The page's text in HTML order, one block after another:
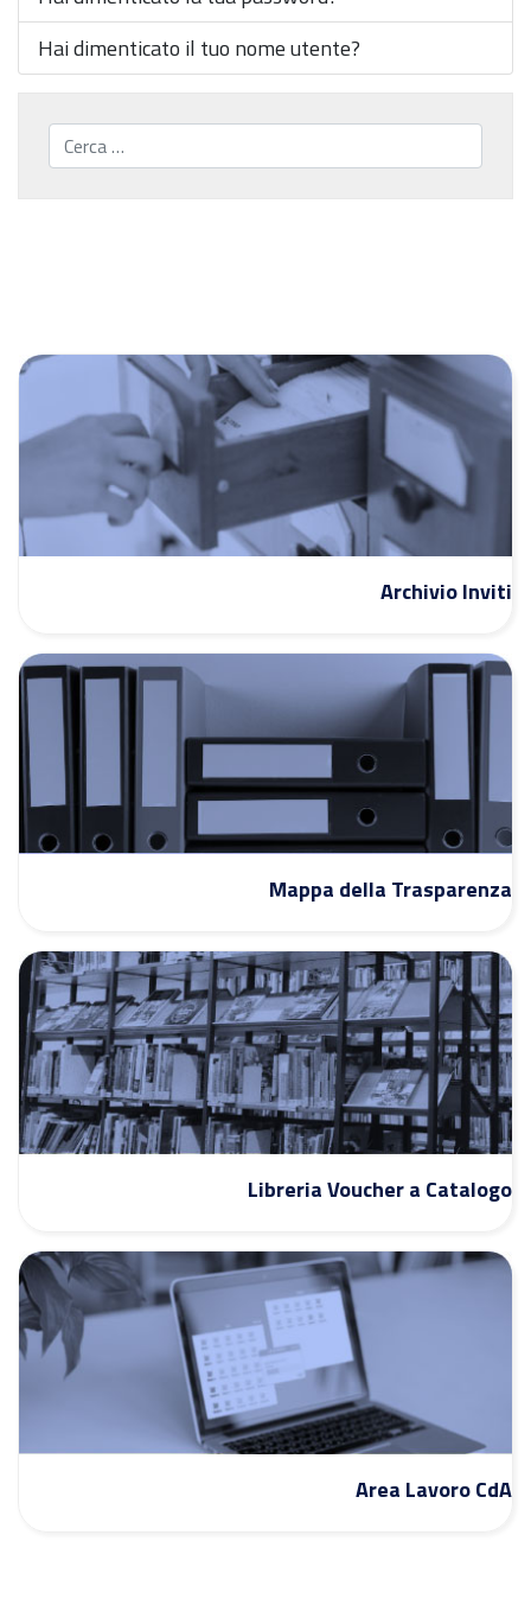
Hai dimenticato il tuo nome utente?
Cerca...
Archivio Inviti
Mappa della Trasparenza
Libreria Voucher a Catalogo
Area Lavoro CdA